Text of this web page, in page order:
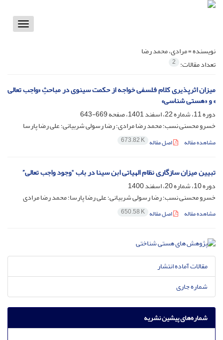
Toggle
نویسنده =مرادی، محمد رضا
تعداد مقالات: 2
میزان اثرپذیری کلام فلسفی خواجه از حکمت سینوی در مباحثِ «واجب تعالی
» و «هستی شناسی»
دوره 11، شماره 22، اسفند 1401، صفحه
669-643
خسرو محسنی نسب؛ محمد رضا مرادی؛ رضا رسولی شربیانی؛ علی رضا پارسا
مشاهده مقاله اصل مقاله 673.82 K
تبیین میزان سازگاری نظام الهیاتی ابن سینا در باب "وجود واجب تعالی”
دوره 10، شماره 20، اسفند 1400
خسرو محسنی نسب؛ رضا رسولی شربیانی؛ علی رضا پارسا؛ محمد رضا مرادی
مشاهده مقاله اصل مقاله 650.58 K
مقالات آماده انتشار
شماره جاری
شماره‌های پیشین نشریه